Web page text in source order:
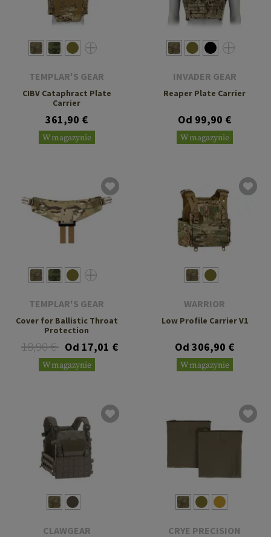
TEMPLAR'S GEAR
CIBV Cataphract Plate
Carrier
361,90 €
W magazynie
INVADER GEAR
Reaper Plate Carrier
Od 99,90 €
W magazynie
TEMPLAR'S GEAR
Cover for Ballistic Throat
Protection
18,90 € Od 17,01 €
W magazynie
WARRIOR
Low Profile Carrier V1
Od 306,90 €
W magazynie
CLAWGEAR CRYE PRECISION